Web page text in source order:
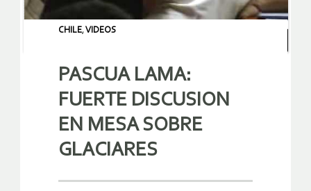
CHILE,VIDEOS
PASCUA LAMA:
FUERTE DISCUSION
EN MESA SOBRE
GLACIARES